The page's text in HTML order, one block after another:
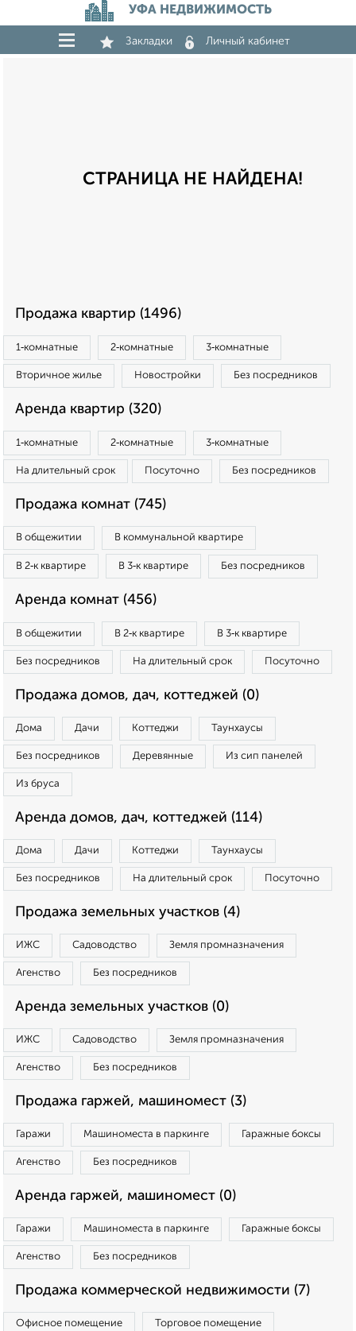
УФА НЕДВИЖИМОСТЬ
Закладки Личный кабинет
СТРАНИЦА НЕ НАЙДЕНА!
Продажа квартир (1496)
1‑комнатные 2‑комнатные 3‑комнатные
Вторичное жилье Новостройки Без посредников
Аренда квартир (320)
1‑комнатные 2‑комнатные 3‑комнатные
На длительный срок Посуточно Без посредников
Продажа комнат (745)
В общежитии В коммунальной квартире
В 2‑к квартире В 3‑к квартире Без посредников
Аренда комнат (456)
В общежитии В 2‑к квартире В 3‑к квартире
Без посредников На длительный срок Посуточно
Продажа домов, дач, коттеджей (0)
Дома Дачи Коттеджи Таунхаусы
Без посредников Деревянные Из сип панелей
Из бруса
Аренда домов, дач, коттеджей (114)
Дома Дачи Коттеджи Таунхаусы
Без посредников На длительный срок Посуточно
Продажа земельных участков (4)
ИЖС Садоводство Земля промназначения
Агенство Без посредников
Аренда земельных участков (0)
ИЖС Садоводство Земля промназначения
Агенство Без посредников
Продажа гаржей, машиномест (3)
Гаражи Машиноместа в паркинге Гаражные боксы
Агенство Без посредников
Аренда гаржей, машиномест (0)
Гаражи Машиноместа в паркинге Гаражные боксы
Агенство Без посредников
Продажа коммерческой недвижимости (7)
Офисное помещение Торговое помещение